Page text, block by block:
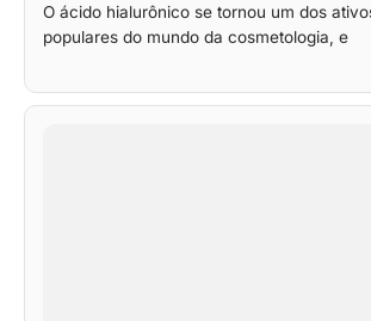
O ácido hialurônico se tornou um dos
populares do mundo da cosmetologia, e